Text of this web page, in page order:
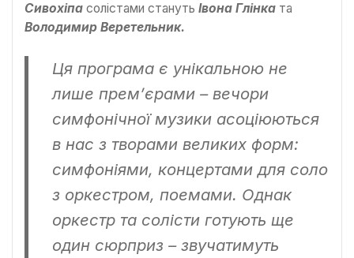
Сивохіпа солістами стануть Івона Глінка та
Володимир Веретельник.
Ця програма є унікальною не
лише премʼєрами – вечори
симфонічної музики асоціюються
в нас з творами великих форм:
симфоніями, концертами для соло
з оркестром, поемами. Однак
оркестр та солісти готують ще
один сюрприз – звучатимуть